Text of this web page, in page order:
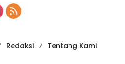
Redaksi
Tentang Kami